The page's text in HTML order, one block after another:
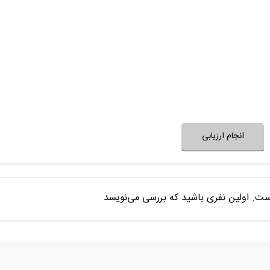
انجام ارزیابی
اولین نفری باشید که بررسی می‌نویسد